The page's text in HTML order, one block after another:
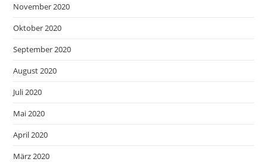
November 2020
Oktober 2020
September 2020
August 2020
Juli 2020
Mai 2020
April 2020
März 2020